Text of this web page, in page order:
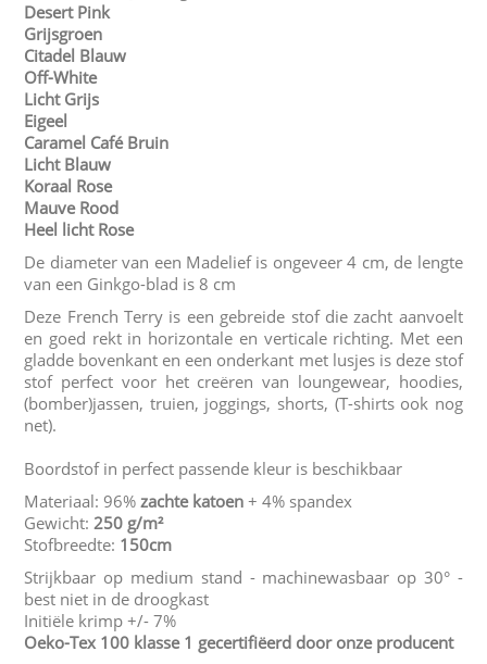
Desert Pink
Grijsgroen
Citadel Blauw
Off-White
Licht Grijs
Eigeel
Caramel Café Bruin
Licht Blauw
Koraal Rose
Mauve Rood
Heel licht Rose
De diameter van een Madelief is ongeveer 4 cm, de lengte
van een Ginkgo-blad is 8 cm
Deze French Terry is een gebreide stof die zacht aanvoelt
en goed rekt in horizontale en verticale richting. Met een
gladde bovenkant en een onderkant met lusjes is deze stof
stof perfect voor het creëren van loungewear, hoodies,
(bomber)jassen, truien, joggings, shorts, (T-shirts ook nog
net).
Boordstof in perfect passende kleur is beschikbaar
Materiaal: 96%zachte katoen + 4% spandex
Gewicht: 250 g/m²
Stofbreedte: 150cm
Strijkbaar op medium stand - machinewasbaar op 30° -
best niet in de droogkast
Initiële krimp +/- 7%
Oeko-Tex 100 klasse 1 gecertifiëerd door onze producent